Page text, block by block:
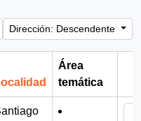
Dirección: Descendente
Área
temática